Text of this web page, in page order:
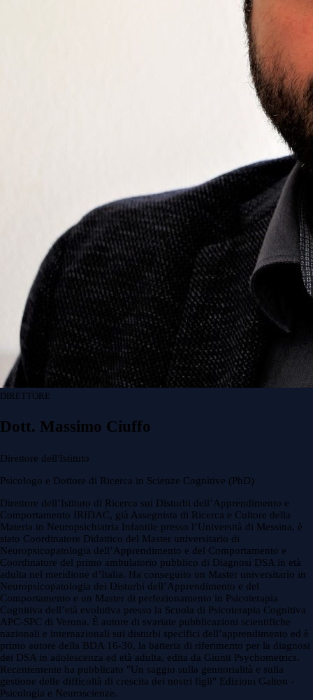
DIRETTORE
Dott. Massimo Ciuffo
Direttore dell'Istituto
Psicologo e Dottore di Ricerca in Scienze Cognitive (PhD)
Direttore dell’Istituto di Ricerca sui Disturbi dell’Apprendimento e
Comportamento IRIDAC, già Assegnista di Ricerca e Cultore della
Materia in Neuropsichiatria Infantile presso l’Università di Messina, è
stato Coordinatore Didattico del Master universitario di
Neuropsicopatologia dell’Apprendimento e del Comportamento e
Coordinatore del primo ambulatorio pubblico di Diagnosi DSA in età
adulta nel meridione d’Italia. Ha conseguito un Master universitario in
Neuropsicopatologia dei Disturbi dell’Apprendimento e del
Comportamento e un Master di perfezionamento in Psicoterapia
Cognitiva dell’età evolutiva presso la Scuola di Psicoterapia Cognitiva
APC-SPC di Verona. È autore di svariate pubblicazioni scientifiche
nazionali e internazionali sui disturbi specifici dell’apprendimento ed è
primo autore della BDA 16-30, la batteria di riferimento per la diagnosi
dei DSA in adolescenza ed età adulta, edita da Giunti Psychometrics.
Recentemente ha pubblicato "Un saggio sulla genitorialità e sulla
gestione delle difficoltà di crescita dei nostri figli" Edizioni Galton -
Psicologia e Neuroscienze.